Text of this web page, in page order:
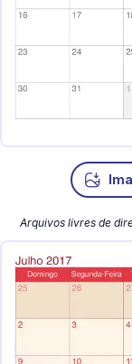
Arquivos livres de